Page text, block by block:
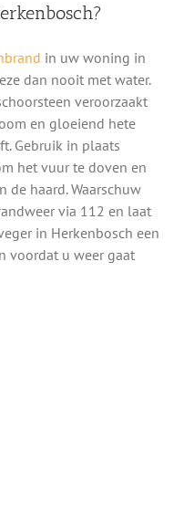
in uw woning in
dan nooit met water.
veroorzaakt
en gloeiend hete
Gebruik in plaats
het vuur te doven en
haard. Waarschuw
via 112 en laat
in Herkenbosch een
voordat u weer gaat